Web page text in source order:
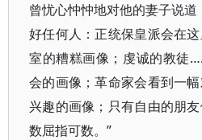
曾忧心忡忡地对他的妻子说
好任何人：正统保皇派会在
室的糟糕画像；虔诚的教徒
会的画像；革命家会看到一
兴趣的画像；只有自由的朋
数屈指可数。”